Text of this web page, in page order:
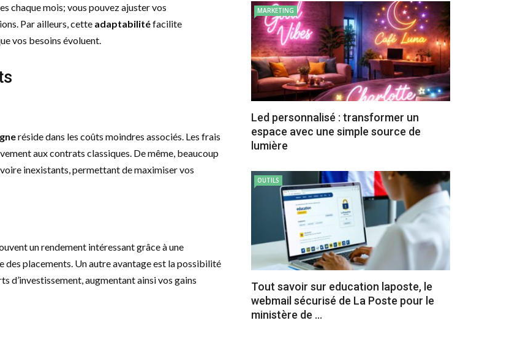
chaque mois; vous pouvez ajuster vos
Par ailleurs, cette adaptabilitéfacilite
vos besoins évoluent.
réside dans les coûts moindres associés. Les frais
aux contrats classiques. De même, beaucoup
inexistants, permettant de maximiser vos
un rendement intéressant grâce à une
placements. Un autre avantage est la possibilité
d’investissement, augmentant ainsi vos gains
MARKETING
Led personnalisé : transformer un
espace avec une simple source de
lumière
OUTILS
Tout savoir sur education laposte, le
webmail sécurisé de La Poste pour le
ministère de ...